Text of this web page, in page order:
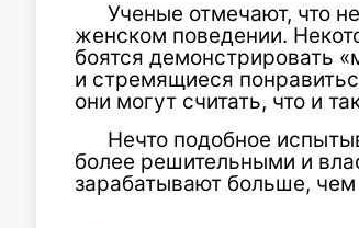
Ученые отмечают, что
женском поведении.
боятся демонстрировать
и стремящиеся
они могут считать, что и
Нечто подобное
более решительными и
зарабатывают больше,